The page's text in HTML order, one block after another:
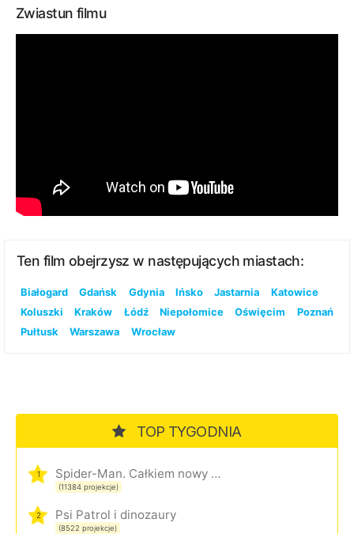
Zwiastun filmu
Ten film obejrzysz w następujących miastach:
Białogard Gdańsk Gdynia Ińsko Jastarnia
Katowice
Koluszki
Kraków Łódź Niepołomice Oświęcim
Poznań
Pułtusk
Warszawa Wrocław
TOP TYGODNIA
1 Spider-Man. Całkiem nowy dzień
(11384 projekcje)
2 Psi Patrol i dinozaury
(8522 projekcje)